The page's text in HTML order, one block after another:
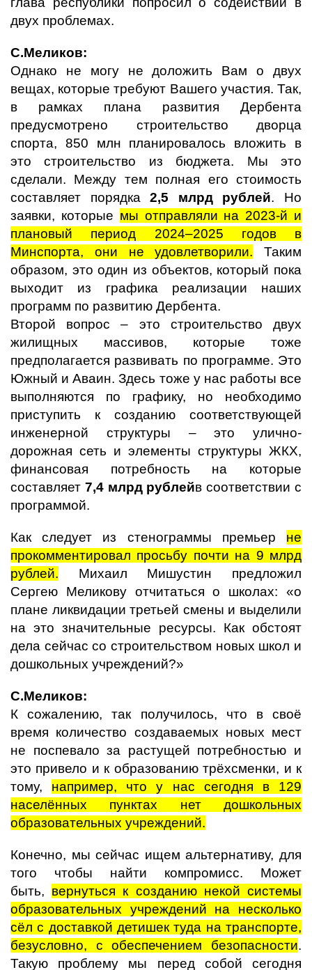
двух проблемах.
С.Меликов:
Однако не могу не доложить Вам о двух
вещах, которые требуют Вашего участия. Так,
в рамках плана развития Дербента
предусмотрено строительство дворца
спорта, 850 млн планировалось вложить в
это строительство из бюджета. Мы это
сделали. Между тем полная его стоимость
составляет порядка2,5 млрд рублей. Но
заявки, которые мы отправляли на 2023-й и
плановый период 2024–2025 годов в
Минспорта, они не удовлетворили. Таким
образом, это один из объектов, который пока
выходит из графика реализации наших
программ по развитию Дербента.
Второй вопрос – это строительство двух
жилищных массивов, которые тоже
предполагается развивать по программе. Это
Южный и Аваин. Здесь тоже у нас работы все
выполняются по графику, но необходимо
приступить к созданию соответствующей
инженерной структуры – это улично-
дорожная сеть и элементы структуры ЖКХ,
финансовая потребность на которые
составляет 7,4 млрд рублейв соответствии с
программой.
Как следует из стенограммы премьер не
прокомментировал просьбу почти на 9 млрд
рублей. Михаил Мишустин предложил
Сергею Меликову отчитаться о школах: «о
плане ликвидации третьей смены и выделили
на это значительные ресурсы. Как обстоят
дела сейчас со строительством новых школ и
дошкольных учреждений?»
С.Меликов:
К сожалению, так получилось, что в своё
время количество создаваемых новых мест
не поспевало за растущей потребностью и
это привело и к образованию трёхсменки, и к
тому, например, что у нас сегодня в 129
населённых пунктах нет дошкольных
образовательных учреждений.
Конечно, мы сейчас ищем альтернативу, для
того чтобы найти компромисс. Может
быть, вернуться к созданию некой системы
образовательных учреждений на несколько
сёл с доставкой детишек туда на транспорте,
безусловно, с обеспечением безопасности.
Такую проблему мы перед собой сегодня